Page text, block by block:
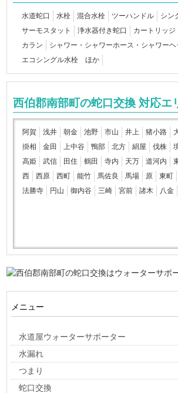
水道蛇口 水栓 混合水栓 ツーハンドル シン
サーモスタット
浄水器付き蛇口 カートリッジ
カラン
シャワー・シャワーホース・シャワーヘ
エコシングル水栓 ほか
西伯郡南部町の蛇口交換 対応エ
阿賀 浅井 朝金 池野 市山 井上 猪小路
掛相
金田 上中谷 鴨部 北方 絹屋 伐株
高姫
武信 田住 鶴田 寺内 天万 道河内
西
西原 西町 能竹 馬佐良 馬場 原 東町
法勝寺
円山 御内谷 三崎 宮前 諸木 八金
メニュー
水道屋ウォーターサポーター
水漏れ
つまり
蛇口交換